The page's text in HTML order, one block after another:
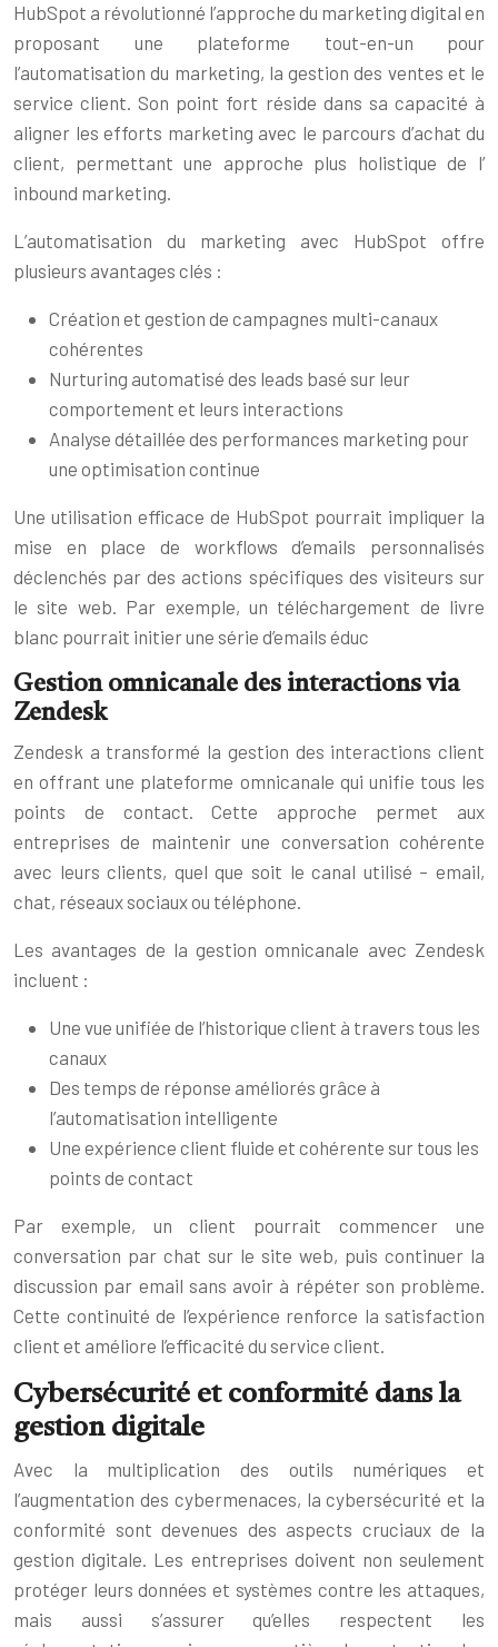
HubSpot a révolutionné l’approche du marketing digital en
proposant une plateforme tout-en-un pour
l’automatisation du marketing, la gestion des ventes et le
service client. Son point fort réside dans sa capacité à
aligner les efforts marketing avec le parcours d’achat du
client, permettant une approche plus holistique de l’
inbound marketing.
L’automatisation du marketing avec HubSpot offre
plusieurs avantages clés :
Création et gestion de campagnes multi-canaux
cohérentes
Nurturing automatisé des leads basé sur leur
comportement et leurs interactions
Analyse détaillée des performances marketing pour
une optimisation continue
Une utilisation efficace de HubSpot pourrait impliquer la
mise en place de workflows d’emails personnalisés
déclenchés par des actions spécifiques des visiteurs sur
le site web. Par exemple, un téléchargement de livre
blanc pourrait initier une série d’emails éduc
Gestion omnicanale des interactions via
Zendesk
Zendesk a transformé la gestion des interactions client
en offrant une plateforme omnicanale qui unifie tous les
points de contact. Cette approche permet aux
entreprises de maintenir une conversation cohérente
avec leurs clients, quel que soit le canal utilisé – email,
chat, réseaux sociaux ou téléphone.
Les avantages de la gestion omnicanale avec Zendesk
incluent :
Une vue unifiée de l’historique client à travers tous les
canaux
Des temps de réponse améliorés grâce à
l’automatisation intelligente
Une expérience client fluide et cohérente sur tous les
points de contact
Par exemple, un client pourrait commencer une
conversation par chat sur le site web, puis continuer la
discussion par email sans avoir à répéter son problème.
Cette continuité de l’expérience renforce la satisfaction
client et améliore l’efficacité du service client.
Cybersécurité et conformité dans la
gestion digitale
Avec la multiplication des outils numériques et
l’augmentation des cybermenaces, la cybersécurité et la
conformité sont devenues des aspects cruciaux de la
gestion digitale. Les entreprises doivent non seulement
protéger leurs données et systèmes contre les attaques,
mais aussi s’assurer qu’elles respectent les